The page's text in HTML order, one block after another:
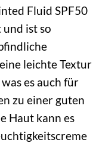
Fluid SPF50
ist so
leichte Textur
es auch für
zu einer guten
Haut kann es